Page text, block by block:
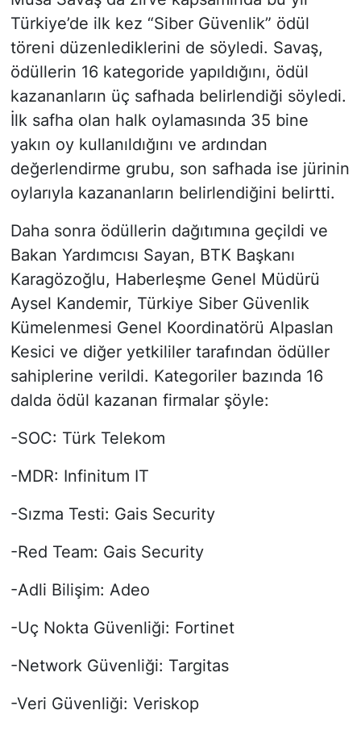
Türkiye’de ilk kez “Siber Güvenlik” ödül
töreni düzenlediklerini de söyledi. Savaş,
ödüllerin 16 kategoride yapıldığını, ödül
kazananların üç safhada belirlendiği söyledi.
İlk safha olan halk oylamasında 35 bine
yakın oy kullanıldığını ve ardından
değerlendirme grubu, son safhada ise jürinin
oylarıyla kazananların belirlendiğini belirtti.
Daha sonra ödüllerin dağıtımına geçildi ve
Bakan Yardımcısı Sayan, BTK Başkanı
Karagözoğlu, Haberleşme Genel Müdürü
Aysel Kandemir, Türkiye Siber Güvenlik
Kümelenmesi Genel Koordinatörü Alpaslan
Kesici ve diğer yetkililer tarafından ödüller
sahiplerine verildi. Kategoriler bazında 16
dalda ödül kazanan firmalar şöyle:
-SOC: Türk Telekom
-MDR: Infinitum IT
-Sızma Testi: Gais Security
-Red Team: Gais Security
-Adli Bilişim: Adeo
-Uç Nokta Güvenliği: Fortinet
-Network Güvenliği: Targitas
-Veri Güvenliği: Veriskop